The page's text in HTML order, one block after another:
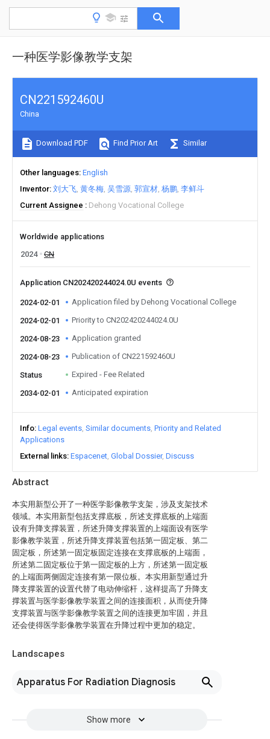
一种医学影像教学支架
Abstract
本实用新型公开了一种医学影像教学支架，涉及支架技术
领域。本实用新型包括支撑底板，所述支撑底板的上端面
设有升降支撑装置，所述升降支撑装置的上端面设有医学
影像教学装置，所述升降支撑装置包括第一固定板、第二
固定板，所述第一固定板固定连接在支撑底板的上端面，
所述第二固定板位于第一固定板的上方，所述第一固定板
的上端面两侧固定连接有第一限位板。本实用新型通过升
降支撑装置的设置代替了电动伸缩杆，这样提高了升降支
撑装置与医学影像教学装置之间的连接面积，从而使升降
支撑装置与医学影像教学装置之间的连接更加牢固，并且
还会使得医学影像教学装置在升降过程中更加的稳定。
Landscapes
Apparatus For Radiation Diagnosis
Show more
CN221592460U
China
Download PDF Find Prior Art Similar
Other languages English
Inventor 刘大飞 黄冬梅 吴雪源 郭宣材 杨鹏 李鲜斗
Current Assignee
Dehong Vocational College
Worldwide applications
2024
CN
Application CN202420244024.0U events
2024-02-01 Application filed by Dehong Vocational College
2024-02-01 Priority to CN202420244024.0U
2024-08-23 Application granted
2024-08-23 Publication of CN221592460U
Status Expired - Fee Related
2034-02-01 Anticipated expiration
Info Legal events Similar documents Priority and Related
Applications
External links Espacenet Global Dossier Discuss